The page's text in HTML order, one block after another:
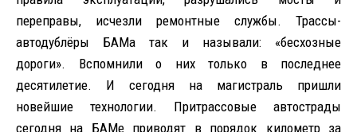
переправы, исчезли ремонтные службы. Трассы-
автодублёры БАМа так и называли: «бесхозные
дороги». Вспомнили о них только в последнее
десятилетие. И сегодня на магистраль пришли
новейшие технологии. Притрассовые автострады
сегодня на БАМе приводят в порядок километр за